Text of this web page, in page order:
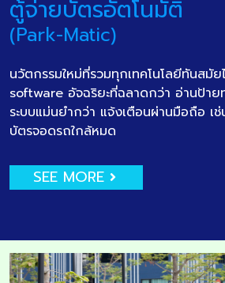
ตู้จ่ายบัตรอัตโนมัติ
(Park-Matic)
นวัตกรรมใหม่ที่รวมทุกเทคโนโลยีทันสมัย
software อัจฉริยะที่ฉลาดกว่า อ่านป้าย
ระบบแม่นยำกว่า แจ้งเตือนผ่านมือถือ เ
บัตรจอดรถใกล้หมด
SEE MORE